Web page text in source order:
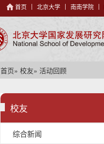
首页 北京大学 南南学院
首页» 校友» 活动回顾
校友
综合新闻